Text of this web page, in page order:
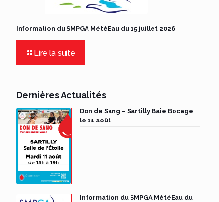
Information du SMPGA MétéEau du 15 juillet 2026
Lire la suite
Dernières Actualités
Don de Sang – Sartilly Baie Bocage
le 11 août
Information du SMPGA MétéEau du